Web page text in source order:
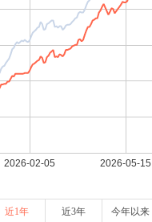
近1年 近3年 今年以来